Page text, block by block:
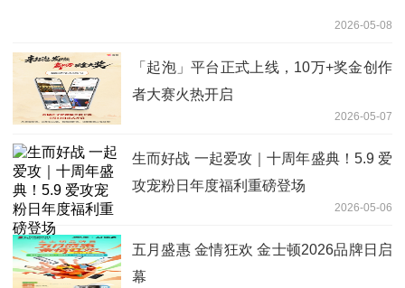
2026-05-08
「起泡」平台正式上线，10万+奖金创作
者大赛火热开启
2026-05-07
生而好战 一起爱攻｜十周年盛典！5.9 爱
攻宠粉日年度福利重磅登场
2026-05-06
五月盛惠 金情狂欢 金士顿2026品牌日启
幕